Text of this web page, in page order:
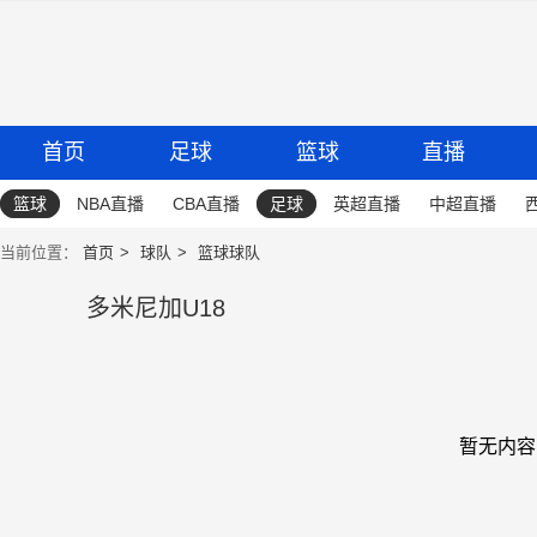
首页 足球 篮球 直播
篮球 NBA直播 CBA直播 足球 英超直播 中超直播
当前位置： 首页 球队 篮球球队
多米尼加U18
暂无内容